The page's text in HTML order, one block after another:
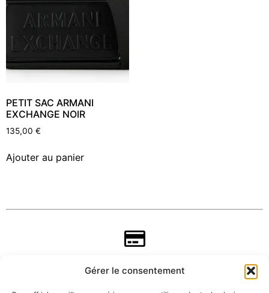
Gérer le consentement
PETIT SAC ARMANI
EXCHANGE NOIR
135,00 €
Ajouter au panier